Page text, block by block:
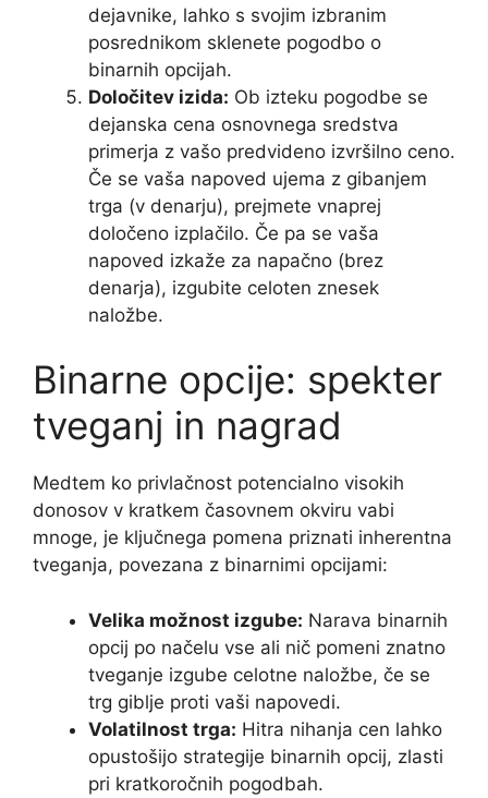
dejavnike, lahko s svojim izbranim
posrednikom sklenete pogodbo o
binarnih opcijah.
Določitev izida: Ob izteku pogodbe se
dejanska cena osnovnega sredstva
primerja z vašo predvideno izvršilno ceno.
Če se vaša napoved ujema z gibanjem
trga (v denarju), prejmete vnaprej
določeno izplačilo. Če pa se vaša
napoved izkaže za napačno (brez
denarja), izgubite celoten znesek
naložbe.
Binarne opcije: spekter
tveganj in nagrad
Medtem ko privlačnost potencialno visokih
donosov v kratkem časovnem okviru vabi
mnoge, je ključnega pomena priznati inherentna
tveganja, povezana z binarnimi opcijami:
Velika možnost izgube: Narava binarnih
opcij po načelu vse ali nič pomeni znatno
tveganje izgube celotne naložbe, če se
trg giblje proti vaši napovedi.
Volatilnost trga: Hitra nihanja cen lahko
opustošijo strategije binarnih opcij, zlasti
pri kratkoročnih pogodbah.